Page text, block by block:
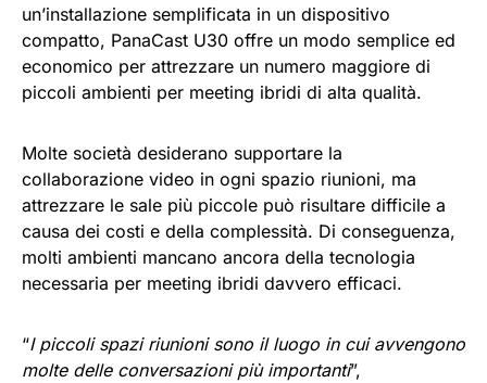
un’installazione semplificata in un dispositivo
compatto, PanaCast U30 offre un modo semplice ed
economico per attrezzare un numero maggiore di
piccoli ambienti per meeting ibridi di alta qualità.
Molte società desiderano supportare la
collaborazione video in ogni spazio riunioni, ma
attrezzare le sale più piccole può risultare difficile a
causa dei costi e della complessità. Di conseguenza,
molti ambienti mancano ancora della tecnologia
necessaria per meeting ibridi davvero efficaci.
“I piccoli spazi riunioni sono il luogo in cui avvengono
molte delle conversazioni più importanti”,